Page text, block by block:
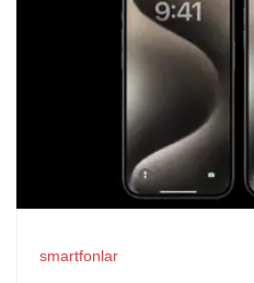
smartfonlar